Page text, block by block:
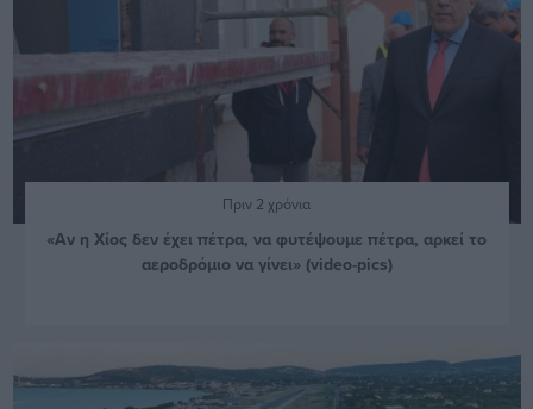
Πριν 2 χρόνια
«Αν η Χίος δεν έχει πέτρα, να φυτέψουμε πέτρα, αρκεί το
αεροδρόμιο να γίνει» (video-pics)